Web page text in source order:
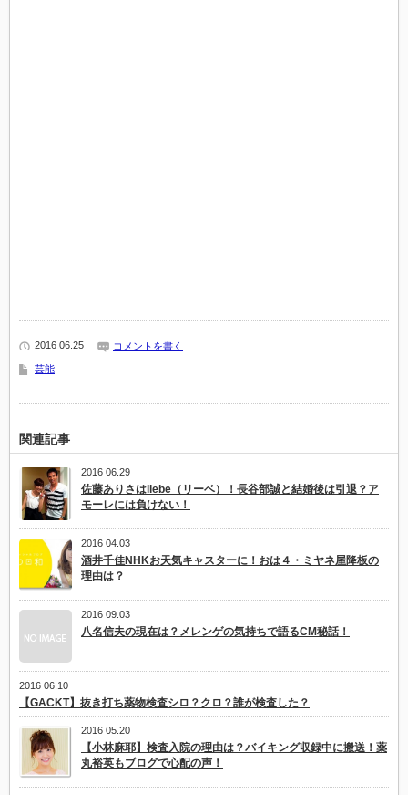
2016 06.25 コメントを書く
芸能
関連記事
2016 06.29
佐藤ありさはliebe（リーベ）！長谷部誠と結婚後は引退？ア
モーレには負けない！
2016 04.03
酒井千佳NHKお天気キャスターに！おは４・ミヤネ屋降板の
理由は？
2016 09.03
八名信夫の現在は？メレンゲの気持ちで語るCM秘話！
2016 06.10
【GACKT】抜き打ち薬物検査シロ？クロ？誰が検査した？
2016 05.20
【小林麻耶】検査入院の理由は？バイキング収録中に搬送！薬
丸裕英もブログで心配の声！